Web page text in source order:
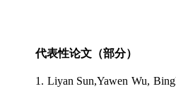
代表性论文（部分）
1. Liyan Sun,Yawen Wu,